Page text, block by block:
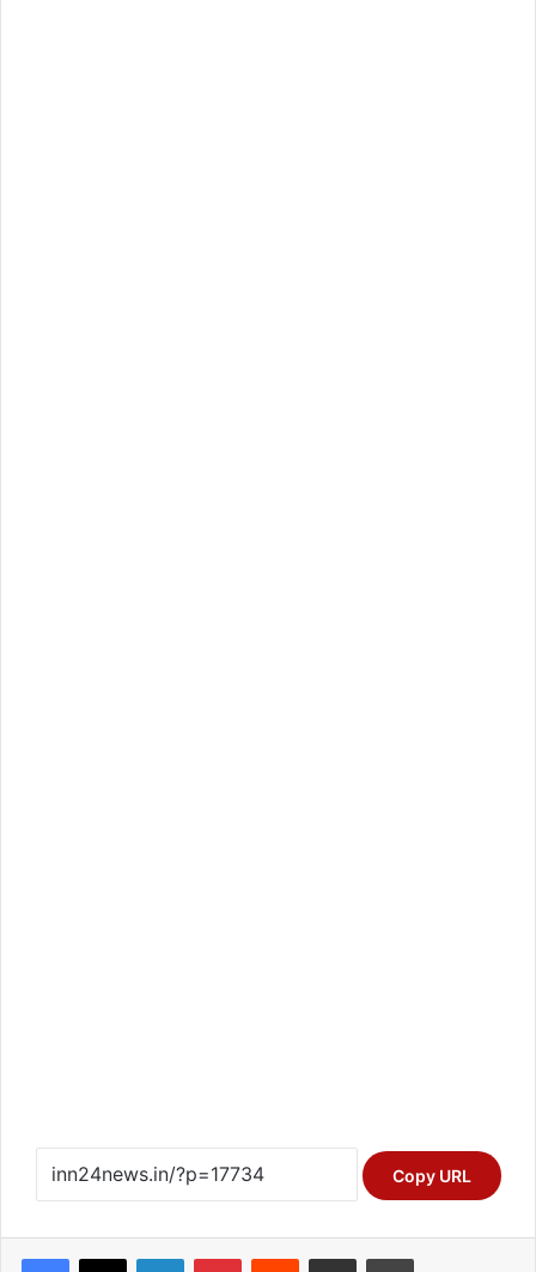
Copy URL
Facebook
X LinkedInPinterestReddit Share via Email Print